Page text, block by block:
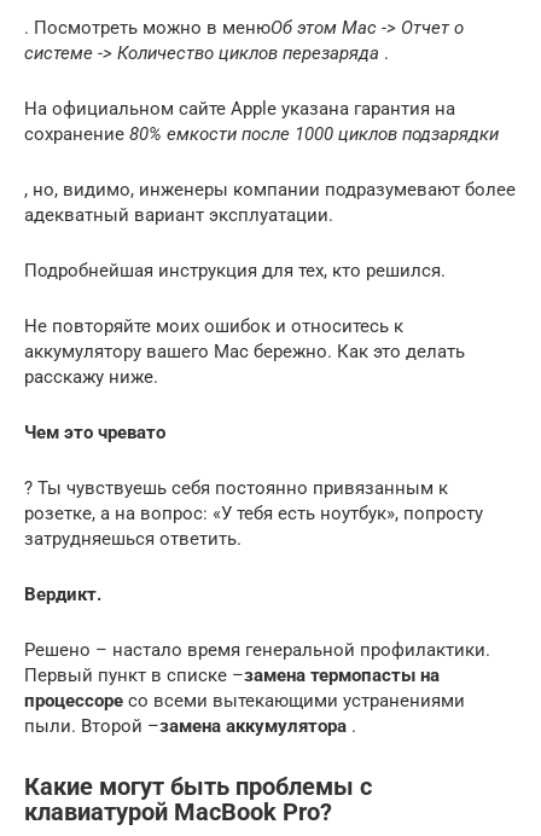
. Посмотреть можно в менюОб этом Mac -> Отчет о
системе -> Количество циклов перезаряда .
На официальном сайте Apple указана гарантия на
сохранение 80% емкости после 1000 циклов подзарядки
, но, видимо, инженеры компании подразумевают более
адекватный вариант эксплуатации.
Подробнейшая инструкция для тех, кто решился.
Не повторяйте моих ошибок и относитесь к
аккумулятору вашего Mac бережно. Как это делать
расскажу ниже.
Чем это чревато
? Ты чувствуешь себя постоянно привязанным к
розетке, а на вопрос: «У тебя есть ноутбук», попросту
затрудняешься ответить.
Вердикт.
Решено – настало время генеральной профилактики.
Первый пункт в списке –замена термопасты на
процессоре со всеми вытекающими устранениями
пыли. Второй –замена аккумулятора .
Какие могут быть проблемы с
клавиатурой MacBook Pro?